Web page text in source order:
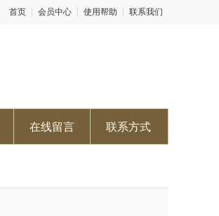
首页 会员中心 使用帮助 联系我们
在线留言 联系方式